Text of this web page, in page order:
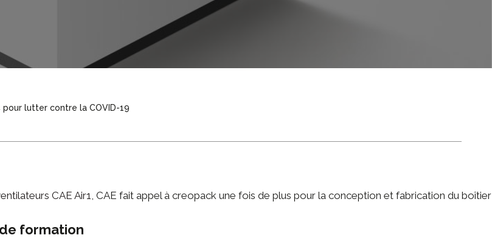
lutter contre la COVID-19
CAE Air1 , CAE fait appel à creopack une fois de plus pour la conception et fabrication du
formation